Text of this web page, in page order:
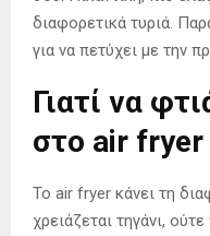
διαφορετικά τυριά.
για να πετύχει με την
Γιατί να
στο air fryer
Το air fryer κάνει τη
χρειάζεται τηγάνι,